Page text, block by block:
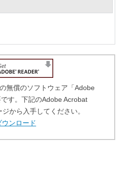
無償のソフトウェア「Adobe
す。下記のAdobe Acrobat
から入手してください。
ンロード